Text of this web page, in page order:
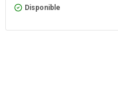
Disponible